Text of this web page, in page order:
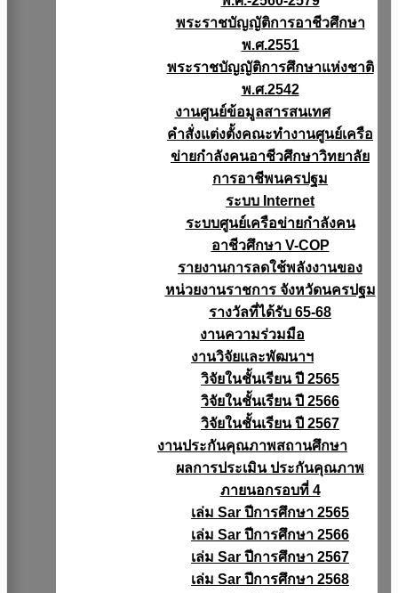
พระราชบัญญัติการอาชีวศึกษา
พ.ศ.2551
พระราชบัญญัติการศึกษาแห่งชาติ
พ.ศ.2542
งานศูนย์ข้อมูลสารสนเทศ
คำสั่งแต่งตั้งคณะทำงานศูนย์เครือ
ข่ายกำลังคนอาชีวศึกษาวิทยาลัย
การอาชีพนครปฐม
ระบบ Internet
ระบบศูนย์เครือข่ายกำลังคน
อาชีวศึกษา V-COP
รายงานการลดใช้พลังงานของ
หน่วยงานราชการ จังหวัดนครปฐม
รางวัลที่ได้รับ 65-68
งานความร่วมมือ
งานวิจัยเเละพัฒนาฯ
วิจัยในชั้นเรียน ปี 2565
วิจัยในชั้นเรียน ปี 2566
วิจัยในชั้นเรียน ปี 2567
งานประกันคุณภาพสถานศึกษา
ผลการประเมิน ประกันคุณภาพ
ภายนอกรอบที่ 4
เล่ม Sar ปีการศึกษา 2565
เล่ม Sar ปีการศึกษา 2566
เล่ม Sar ปีการศึกษา 2567
เล่ม Sar ปีการศึกษา 2568